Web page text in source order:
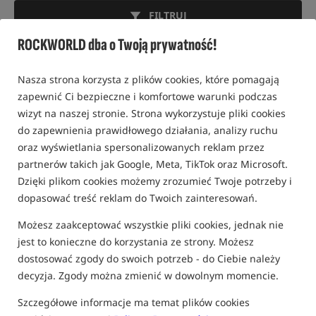
ROCKWORLD dba o Twoją prywatność!
Nasza strona korzysta z plików cookies, które pomagają
zapewnić Ci bezpieczne i komfortowe warunki podczas
wizyt na naszej stronie. Strona wykorzystuje pliki cookies
do zapewnienia prawidłowego działania, analizy ruchu
oraz wyświetlania spersonalizowanych reklam przez
partnerów takich jak Google, Meta, TikTok oraz Microsoft.
Dzięki plikom cookies możemy zrozumieć Twoje potrzeby i
dopasować treść reklam do Twoich zainteresowań.
Możesz zaakceptować wszystkie pliki cookies, jednak nie
jest to konieczne do korzystania ze strony. Możesz
dostosować zgody do swoich potrzeb - do Ciebie należy
decyzja. Zgody można zmienić w dowolnym momencie.
Szczegółowe informacje ma temat plików cookies
FILTRUJ
KOŁYSKI KARPIOWE
Bestseller!
Mivardi Cradle Entrix XL
Kołyska karpiowa
224,90PLN
otrzymujesz 2,09 pkt
Promocja
Fox Carpmaster Welded
Cradle
Mata karpiowa na stelażu
714,99PLN
Cena kat.: 809,99 / -12%
Min. cena z 30 dni przed